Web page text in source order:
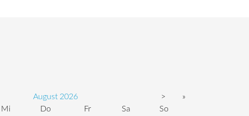
August 2026 >
»
Mi Do Fr Sa
So